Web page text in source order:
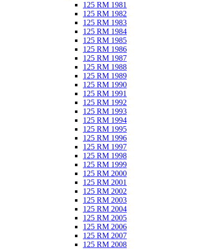
125 RM 1981
125 RM 1982
125 RM 1983
125 RM 1984
125 RM 1985
125 RM 1986
125 RM 1987
125 RM 1988
125 RM 1989
125 RM 1990
125 RM 1991
125 RM 1992
125 RM 1993
125 RM 1994
125 RM 1995
125 RM 1996
125 RM 1997
125 RM 1998
125 RM 1999
125 RM 2000
125 RM 2001
125 RM 2002
125 RM 2003
125 RM 2004
125 RM 2005
125 RM 2006
125 RM 2007
125 RM 2008